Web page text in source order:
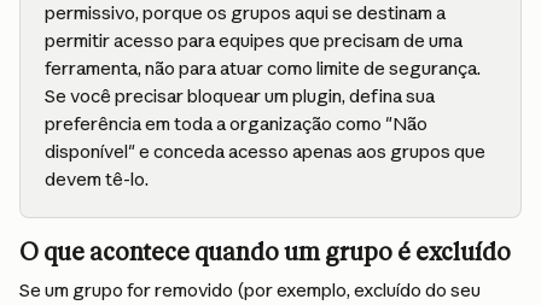
permissivo, porque os grupos aqui se destinam a
permitir acesso para equipes que precisam de uma
ferramenta, não para atuar como limite de segurança.
Se você precisar bloquear um plugin, defina sua
preferência em toda a organização como "Não
disponível" e conceda acesso apenas aos grupos que
devem tê-lo.
O que acontece quando um grupo é excluído
Se um grupo for removido (por exemplo, excluído do seu